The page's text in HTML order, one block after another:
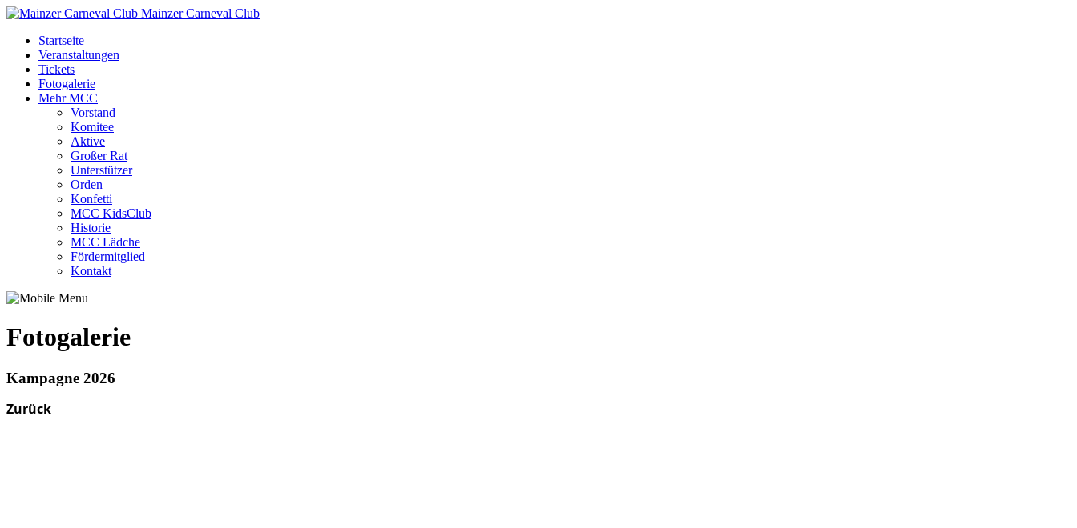
Mainzer Carneval Club
Startseite
Veranstaltungen
Tickets
Fotogalerie
Mehr MCC
Vorstand
Komitee
Aktive
Großer Rat
Unterstützer
Orden
Konfetti
MCC KidsClub
Historie
MCC Lädche
Fördermitglied
Kontakt
Fotogalerie
Kampagne 2026
Zurück